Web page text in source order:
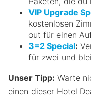
VIP Upgrade
kostenlosen
out für einen
3=2 Special:
für zwei und
Unser Tipp: Warte
einen dieser Hotel